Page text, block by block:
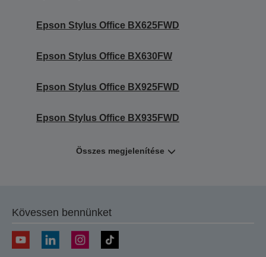
Epson Stylus Office BX625FWD
Epson Stylus Office BX630FW
Epson Stylus Office BX925FWD
Epson Stylus Office BX935FWD
Összes megjelenítése
Kövessen bennünket